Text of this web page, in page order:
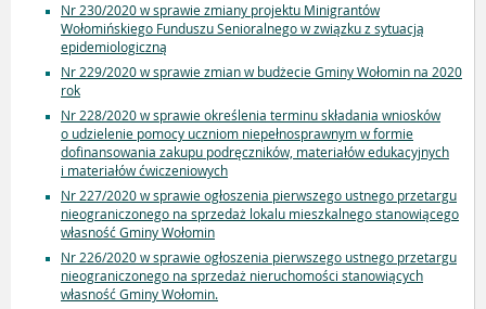
Nr 230/2020 w sprawie zmiany projektu Minigrantów
Wołomińskiego Funduszu Senioralnego w związku z sytuacją
epidemiologiczną
Nr 229/2020 w sprawie zmian w budżecie Gminy Wołomin na 2020
rok
Nr 228/2020 w sprawie określenia terminu składania wniosków
o udzielenie pomocy uczniom niepełnosprawnym w formie
dofinansowania zakupu podręczników, materiałów edukacyjnych
i materiałów ćwiczeniowych
Nr 227/2020 w sprawie ogłoszenia pierwszego ustnego przetargu
nieograniczonego na sprzedaż lokalu mieszkalnego stanowiącego
własność Gminy Wołomin
Nr 226/2020 w sprawie ogłoszenia pierwszego ustnego przetargu
nieograniczonego na sprzedaż nieruchomości stanowiących
własność Gminy Wołomin.